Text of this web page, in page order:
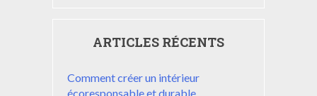
ARTICLES RÉCENTS
Comment créer un intérieur
écoresponsable et durable